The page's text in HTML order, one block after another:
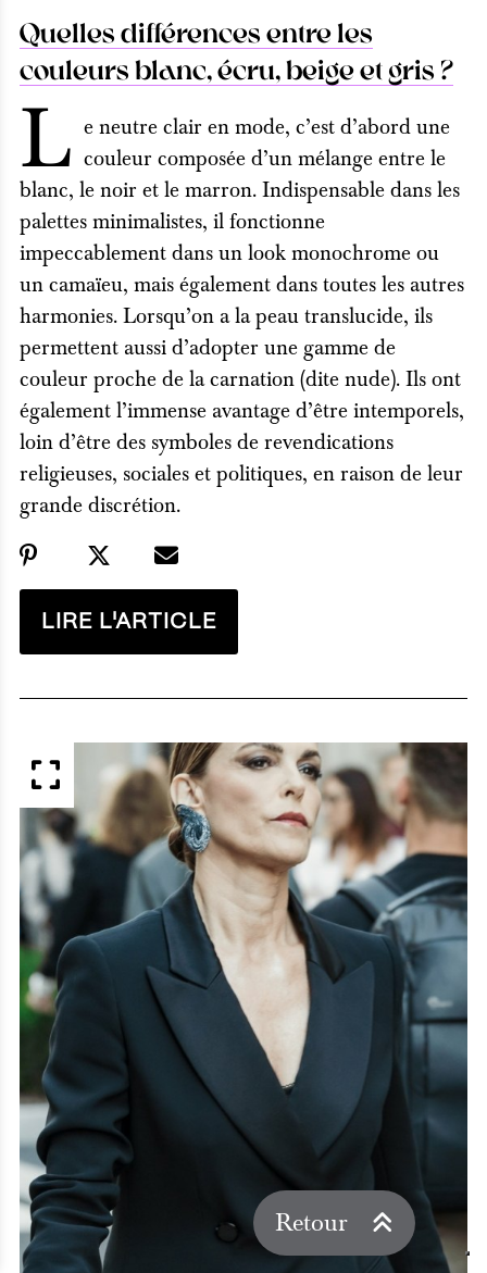
Quelles différences entre les
couleurs blanc, écru, beige et gris ?
L e neutre clair en mode, c’est d’abord une
couleur composée d’un mélange entre le
blanc, le noir et le marron. Indispensable dans les
palettes minimalistes, il fonctionne
impeccablement dans un look monochrome ou
un camaïeu, mais également dans toutes les autres
harmonies. Lorsqu’on a la peau translucide, ils
permettent aussi d’adopter une gamme de
couleur proche de la carnation (dite nude). Ils ont
également l’immense avantage d’être intemporels,
loin d’être des symboles de revendications
religieuses, sociales et politiques, en raison de leur
grande discrétion.
LIRE L'ARTICLE
APERÇU
Retour